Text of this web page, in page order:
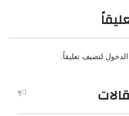
لتضيف تعليقاً.